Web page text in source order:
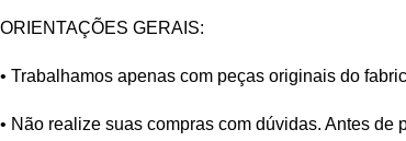
ORIENTAÇÕES GERAIS:
• Trabalhamos apenas com peças originais do
• Não realize suas compras com dúvidas. Antes de